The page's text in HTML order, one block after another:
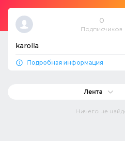
0
Подписчиков
karolla
Подробная информация
Лента
Ничего не